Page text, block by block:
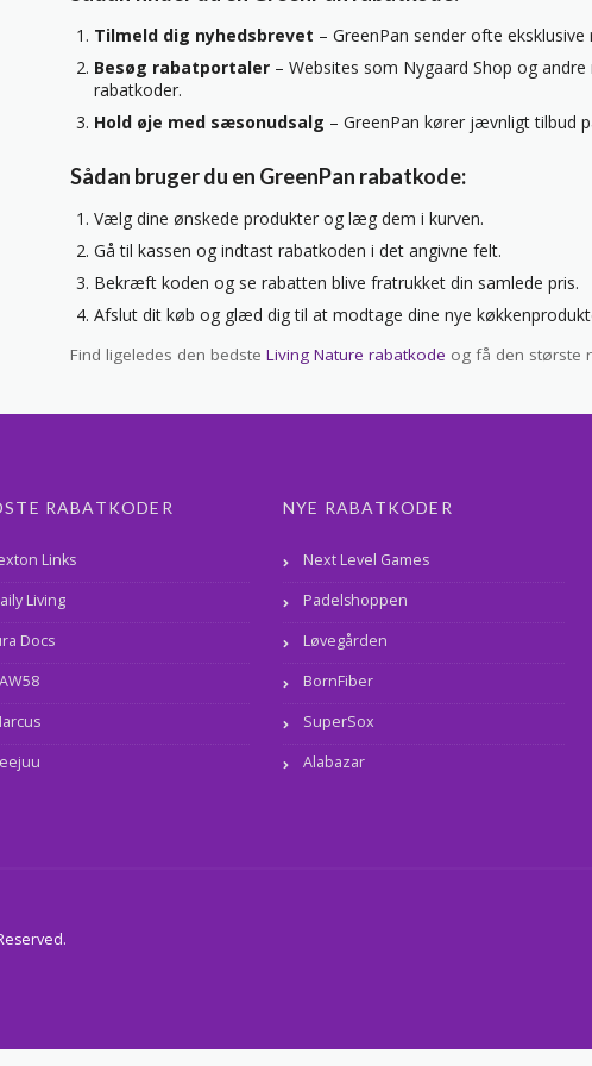
Tilmeld dig nyhedsbrevet – GreenPan sender ofte
Besøg rabatportaler – Websites som Nygaard Shop og
rabatkoder.
Hold øje med sæsonudsalg – GreenPan kører jævnligt tilbud
Sådan bruger du en GreenPan rabatkode:
Vælg dine ønskede produkter og læg dem i kurven.
Gå til kassen og indtast rabatkoden i det angivne felt.
Bekræft koden og se rabatten blive fratrukket din samlede pris.
Afslut dit køb og glæd dig til at modtage dine nye
Find ligeledes den bedste Living Nature rabatkode og få den største
RABATKODER
Links
Living
Docs
NYE RABATKODER
Next Level Games
Padelshoppen
Løvegården
BornFiber
SuperSox
Alabazar